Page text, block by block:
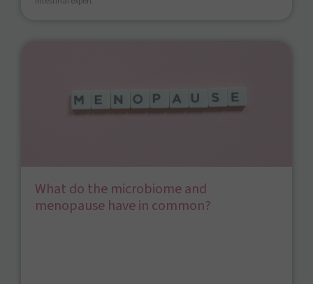
What do the microbiome and
menopause have in common?